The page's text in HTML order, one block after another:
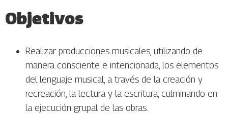
Objetivos
Realizar producciones musicales, utilizando de
manera consciente e intencionada, los elementos
del lenguaje musical, a través de la creación y
recreación, la lectura y la escritura, culminando en
la ejecución grupal de las obras.